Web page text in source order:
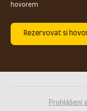
hovorem
Rezervovat si
Prohlášení